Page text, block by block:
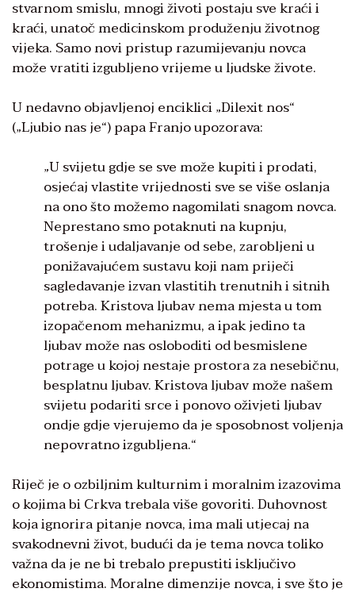
stvarnom smislu, mnogi životi postaju sve kraći i
kraći, unatoč medicinskom produženju životnog
vijeka. Samo novi pristup razumijevanju novca
može vratiti izgubljeno vrijeme u ljudske živote.
U nedavno objavljenoj enciklici „Dilexit nos“
(„Ljubio nas je“) papa Franjo upozorava:
„U svijetu gdje se sve može kupiti i prodati,
osjećaj vlastite vrijednosti sve se više oslanja
na ono što možemo nagomilati snagom novca.
Neprestano smo potaknuti na kupnju,
trošenje i udaljavanje od sebe, zarobljeni u
ponižavajućem sustavu koji nam priječi
sagledavanje izvan vlastitih trenutnih i sitnih
potreba. Kristova ljubav nema mjesta u tom
izopačenom mehanizmu, a ipak jedino ta
ljubav može nas osloboditi od besmislene
potrage u kojoj nestaje prostora za nesebičnu,
besplatnu ljubav. Kristova ljubav može našem
svijetu podariti srce i ponovo oživjeti ljubav
ondje gdje vjerujemo da je sposobnost voljenja
nepovratno izgubljena.“
Riječ je o ozbiljnim kulturnim i moralnim izazovima
o kojima bi Crkva trebala više govoriti. Duhovnost
koja ignorira pitanje novca, ima mali utjecaj na
svakodnevni život, budući da je tema novca toliko
važna da je ne bi trebalo prepustiti isključivo
ekonomistima. Moralne dimenzije novca, i sve što je